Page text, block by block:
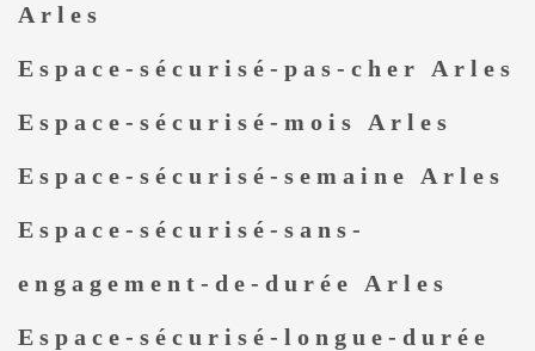
Arles
Espace-sécurisé-pas-cher Arles
Espace-sécurisé-mois Arles
Espace-sécurisé-semaine Arles
Espace-sécurisé-sans-
engagement-de-durée Arles
Espace-sécurisé-longue-durée